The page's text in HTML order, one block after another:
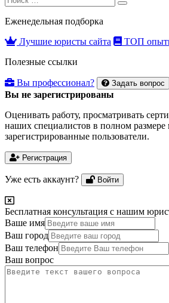
for:
Search
Еженедельная подборка
Лучшие юристы сайта
ТОП
Полезные ссылки
Вы профессионал? Задать вопрос
Вы не зарегистрированы
Оценивать работу, просматривать
наших специалистов в полном размере
зарегистрированные пользователи.
Регистрация
Уже есть аккаунт? Войти
Бесплатная консультация с нашим
Ваше имя
Ваш город
Ваш телефон
Ваш вопрос